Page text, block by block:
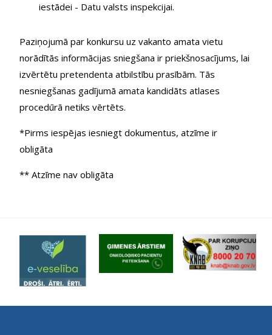
iestādei - Datu valsts inspekcijai.
Paziņojumā par konkursu uz vakanto amata vietu
norādītās informācijas sniegšana ir priekšnosacījums, lai
izvērtētu pretendenta atbilstību prasībām. Tās
nesniegšanas gadījumā amata kandidāts atlases
procedūrā netiks vērtēts.
*Pirms iespējas iesniegt dokumentus, atzīme ir
obligāta
** Atzīme nav obligāta